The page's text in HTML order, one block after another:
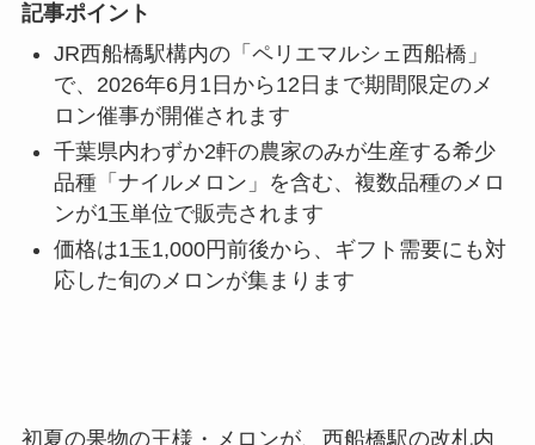
記事ポイント
JR西船橋駅構内の「ペリエマルシェ西船橋」
で、2026年6月1日から12日まで期間限定のメ
ロン催事が開催されます
千葉県内わずか2軒の農家のみが生産する希少
品種「ナイルメロン」を含む、複数品種のメロ
ンが1玉単位で販売されます
価格は1玉1,000円前後から、ギフト需要にも対
応した旬のメロンが集まります
初夏の果物の王様・メロンが、西船橋駅の改札内